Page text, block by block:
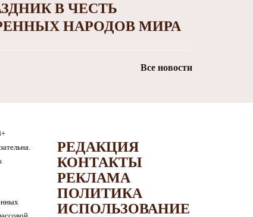
В ЧЕСТЬ
НАРОДОВ МИРА
Все новости
РЕДАКЦИЯ
КОНТАКТЫ
РЕКЛАМА
ПОЛИТИКА
ИСПОЛЬЗОВАНИЕ